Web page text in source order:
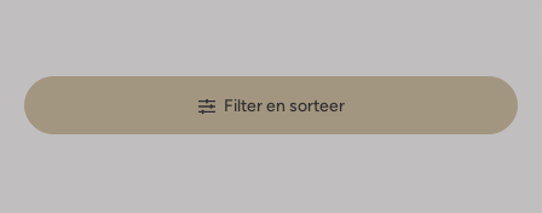
Filter en sorteer